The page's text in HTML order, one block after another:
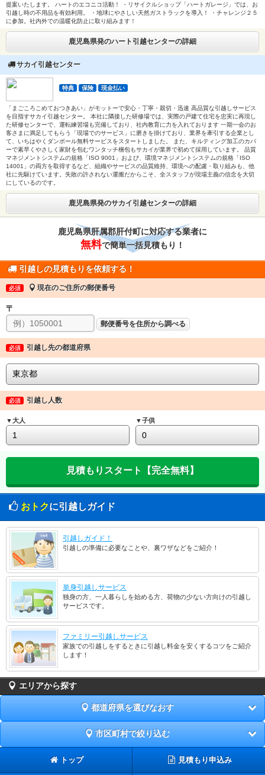
提案いたします。 ハートのエコニコ活動！ ・リサイクルショップ「ハートガレージ」では、お
引越し時の不用品を有効利用。 ・地球にやさしい天然ガストラックを導入！ ・チャレンジ２５
に参加。社内外での温暖化防止に取り組みます！
鹿児島県発のハート引越センターの詳細
サカイ引越センター
特典 保険 現金払い
「まごころこめておつきあい」がモットーで安心・丁寧・親切・迅速 高品質な引越しサービス
を目指すサカイ引越センター。 本社に隣接した研修場では、実際の戸建て住宅を忠実に再現し
た研修センターで、運転練習場も完備しており、社内教育に力を入れております 一期一会のお
客さまに満足してもらう「現場でのサービス」に磨きを掛けており、業界を牽引する企業とし
て、いちはやくダンボール無料サービスをスタートしました。 また、キルティング加工のカバ
ーで素早くやさしく家財を包むワンタッチ梱包もサカイが業界で初めて採用しています。 品質
マネジメントシステムの規格「ISO 9001」および、環境マネジメントシステムの規格「ISO
14001」の両方を取得するなど、組織やサービスの品質維持、環境への配慮・取り組みも、他
社に先駆けています。失敗の許されない運搬だからこそ、全スタッフが現場主義の信念を大切
にしているのです。
鹿児島県発のサカイ引越センターの詳細
鹿児島県肝属郡肝付町に対応する業者に
無料で簡単一括見積もり！
引越しの見積もりを依頼する！
必須 現在のご住所の郵便番号
〒
郵便番号を住所から調べる
必須 引越し先の都道府県
必須 引越し人数
▼大人 ▼子供
おトクに引越しガイド
引越しガイド！
引越しの準備に必要なことや、裏ワザなどをご紹介！
単身引越しサービス
独身の方、一人暮らしを始める方、荷物の少ない方向けの引越し
サービスです。
ファミリー引越しサービス
家族での引越しをするときに引越し料金を安くするコツをご紹介
します！
エリアから探す
都道府県を選びなおす
市区町村で絞り込む
トップ 見積もり申込み